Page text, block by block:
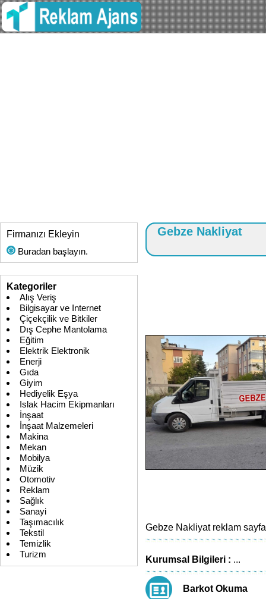
Firmanızı Ekleyin
Buradan başlayın.
Kategoriler
Alış Veriş
Bilgisayar ve Internet
Çiçekçilik ve Bitkiler
Dış Cephe Mantolama
Eğitim
Elektrik Elektronik
Enerji
Gıda
Giyim
Hediyelik Eşya
Islak Hacim Ekipmanları
İnşaat
İnşaat Malzemeleri
Makina
Mekan
Mobilya
Müzik
Otomotiv
Reklam
Sağlık
Sanayi
Taşımacılık
Tekstil
Temizlik
Turizm
Gebze Nakliyat
Gebze Nakliyat reklam
Kurumsal Bilgileri : ...
Barkot Okuma